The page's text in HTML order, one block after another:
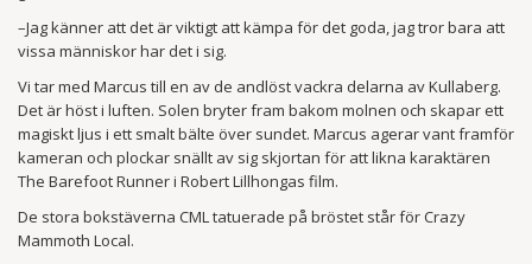
–Jag känner att det är viktigt att kämpa för det goda, jag tror bara att
vissa människor har det i sig.
Vi tar med Marcus till en av de andlöst vackra delarna av Kullaberg.
Det är höst i luften. Solen bryter fram bakom molnen och skapar ett
magiskt ljus i ett smalt bälte över sundet. Marcus agerar vant framför
kameran och plockar snällt av sig skjortan för att likna karaktären
The Barefoot Runner i Robert Lillhongas film.
De stora bokstäverna CML tatuerade på bröstet står för Crazy
Mammoth Local.